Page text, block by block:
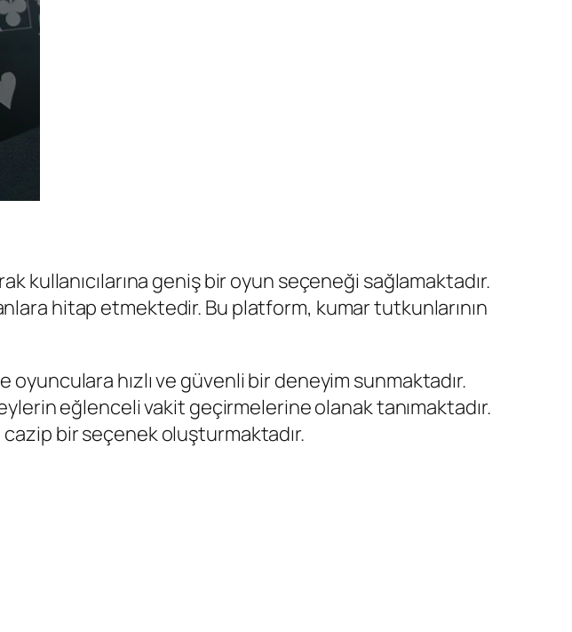
kullanıcılarına geniş bir oyun seçeneği sağlamaktadır.
hitap etmektedir. Bu platform, kumar tutkunlarının
hızlı ve güvenli bir deneyim sunmaktadır.
eğlenceli vakit geçirmelerine olanak tanımaktadır.
cazip bir seçenek oluşturmaktadır.